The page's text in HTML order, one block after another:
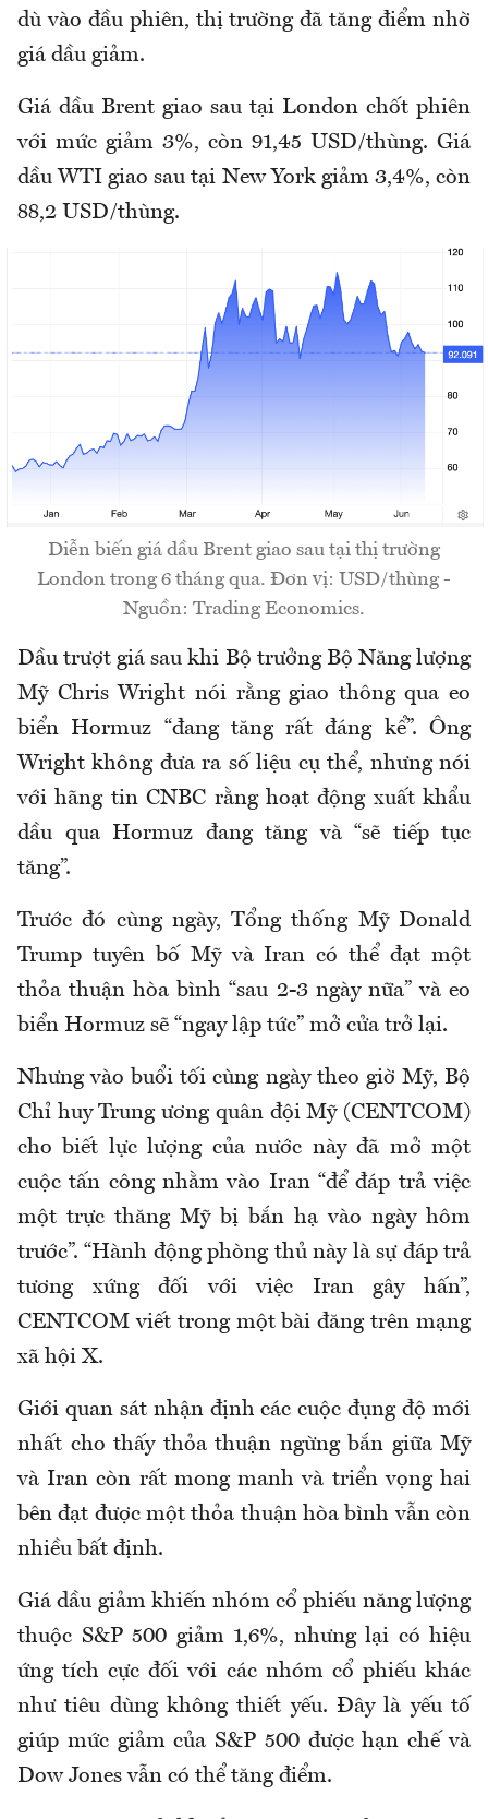
dù vào đầu phiên, thị trường đã tăng điểm nhờ
giá dầu giảm.
Giá dầu Brent giao sau tại London chốt phiên
với mức giảm 3%, còn 91,45 USD/thùng. Giá
dầu WTI giao sau tại New York giảm 3,4%, còn
88,2 USD/thùng.
Diễn biến giá dầu Brent giao sau tại thị trường
London trong 6 tháng qua. Đơn vị: USD/thùng -
Nguồn: Trading Economics.
Dầu trượt giá sau khi Bộ trưởng Bộ Năng lượng
Mỹ Chris Wright nói rằng giao thông qua eo
biển Hormuz “đang tăng rất đáng kể”. Ông
Wright không đưa ra số liệu cụ thể, nhưng nói
với hãng tin CNBC rằng hoạt động xuất khẩu
dầu qua Hormuz đang tăng và “sẽ tiếp tục
tăng”.
Trước đó cùng ngày, Tổng thống Mỹ Donald
Trump tuyên bố Mỹ và Iran có thể đạt một
thỏa thuận hòa bình “sau 2-3 ngày nữa” và eo
biển Hormuz sẽ “ngay lập tức” mở cửa trở lại.
Nhưng vào buổi tối cùng ngày theo giờ Mỹ, Bộ
Chỉ huy Trung ương quân đội Mỹ (CENTCOM)
cho biết lực lượng của nước này đã mở một
cuộc tấn công nhằm vào Iran “để đáp trả việc
một trực thăng Mỹ bị bắn hạ vào ngày hôm
trước”. “Hành động phòng thủ này là sự đáp trả
tương xứng đối với việc Iran gây hấn”,
CENTCOM viết trong một bài đăng trên mạng
xã hội X.
Giới quan sát nhận định các cuộc đụng độ mới
nhất cho thấy thỏa thuận ngừng bắn giữa Mỹ
và Iran còn rất mong manh và triển vọng hai
bên đạt được một thỏa thuận hòa bình vẫn còn
nhiều bất định.
Giá dầu giảm khiến nhóm cổ phiếu năng lượng
thuộc S&P 500 giảm 1,6%, nhưng lại có hiệu
ứng tích cực đối với các nhóm cổ phiếu khác
như tiêu dùng không thiết yếu. Đây là yếu tố
giúp mức giảm của S&P 500 được hạn chế và
Dow Jones vẫn có thể tăng điểm.